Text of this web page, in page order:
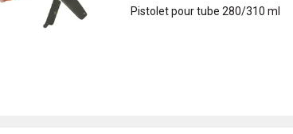
Pistolet pour tube 280/310 ml